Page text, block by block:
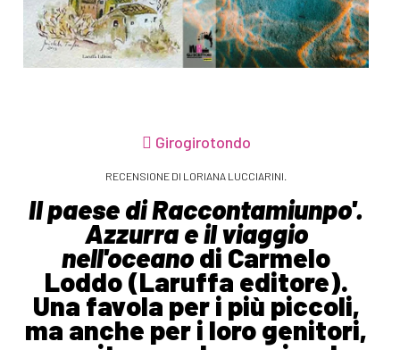
Girogirotondo
RECENSIONE DI LORIANA LUCCIARINI.
Il paese di Raccontamiunpo'.
Azzurra e il viaggio
nell'oceanodi Carmelo
Loddo (Laruffa editore).
Una favola per i più piccoli,
ma anche per i loro genitori,